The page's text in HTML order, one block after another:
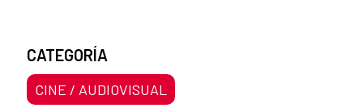
CATEGORÍA
CINE / AUDIOVISUAL